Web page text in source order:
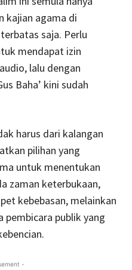
kajian agama di
saja. Perlu
mendapat izin
lalu dengan
Baha’ kini sudah
harus dari kalangan
pilihan yang
untuk menentukan
zaman keterbukaan,
kebebasan, melainkan
pembicara publik yang
-